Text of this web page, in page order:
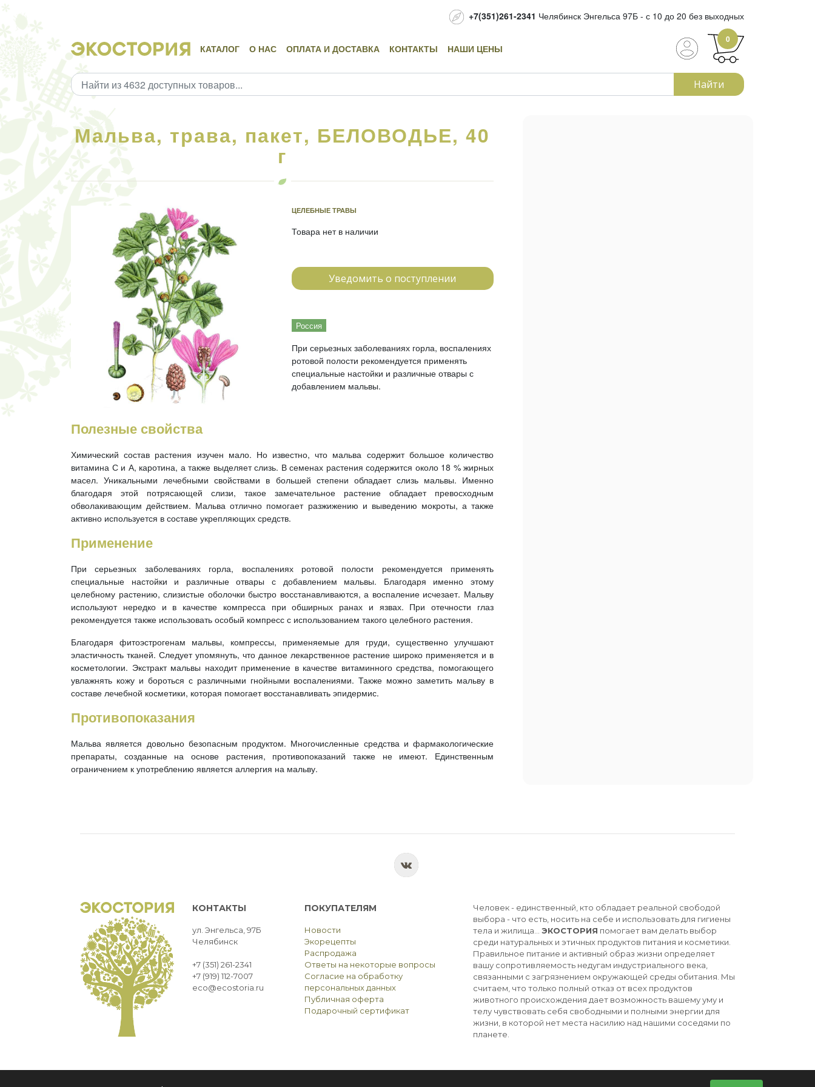
+7(351)261-2341 Челябинск Энгельса 97Б - с 10 до 20 без выходных
КАТАЛОГ О НАС ОПЛАТА И ДОСТАВКА КОНТАКТЫ НАШИ ЦЕНЫ
0
Найти
Мальва, трава, пакет, БЕЛОВОДЬЕ, 40
г
ЦЕЛЕБНЫЕ ТРАВЫ
Товара нет в наличии
Уведомить о поступлении
Россия
При серьезных заболеваниях горла, воспалениях
ротовой полости рекомендуется применять
специальные настойки и различные отвары с
добавлением мальвы.
Полезные свойства
Химический состав растения изучен мало. Но известно, что мальва содержит большое количество
витамина С и А, каротина, а также выделяет слизь. В семенах растения содержится около 18 % жирных
масел. Уникальными лечебными свойствами в большей степени обладает слизь мальвы. Именно
благодаря этой потрясающей слизи, такое замечательное растение обладает превосходным
обволакивающим действием. Мальва отлично помогает разжижению и выведению мокроты, а также
активно используется в составе укрепляющих средств.
Применение
При серьезных заболеваниях горла, воспалениях ротовой полости рекомендуется применять
специальные настойки и различные отвары с добавлением мальвы. Благодаря именно этому
целебному растению, слизистые оболочки быстро восстанавливаются, а воспаление исчезает. Мальву
используют нередко и в качестве компресса при обширных ранах и язвах. При отечности глаз
рекомендуется также использовать особый компресс с использованием такого целебного растения.
Благодаря фитоэстрогенам мальвы, компрессы, применяемые для груди, существенно улучшают
эластичность тканей. Следует упомянуть, что данное лекарственное растение широко применяется и в
косметологии. Экстракт мальвы находит применение в качестве витаминного средства, помогающего
увлажнять кожу и бороться с различными гнойными воспалениями. Также можно заметить мальву в
составе лечебной косметики, которая помогает восстанавливать эпидермис.
Противопоказания
Мальва является довольно безопасным продуктом. Многочисленные средства и фармакологические
препараты, созданные на основе растения, противопоказаний также не имеют. Единственным
ограничением к употреблению является аллергия на мальву.
КОНТАКТЫ
ул. Энгельса, 97Б
Челябинск
+7 (351) 261-2341
+7 (919) 112-7007
eco@ecostoria.ru
ПОКУПАТЕЛЯМ
Новости
Экорецепты
Распродажа
Ответы на некоторые вопросы
Согласие на обработку
персональных данных
Публичная оферта
Подарочный сертификат
Человек - единственный, кто обладает реальной свободой
выбора - что есть, носить на себе и использовать для гигиены
тела и жилища... ЭКОСТОРИЯ помогает вам делать выбор
среди натуральных и этичных продуктов питания и косметики.
Правильное питание и активный образ жизни определяет
вашу сопротивляемость недугам индустриального века,
связанными с загрязнением окружающей среды обитания. Мы
считаем, что только полный отказ от всех продуктов
животного происхождения дает возможность вашему уму и
телу чувствовать себя свободными и полными энергии для
жизни, в которой нет места насилию над нашими соседями по
планете.